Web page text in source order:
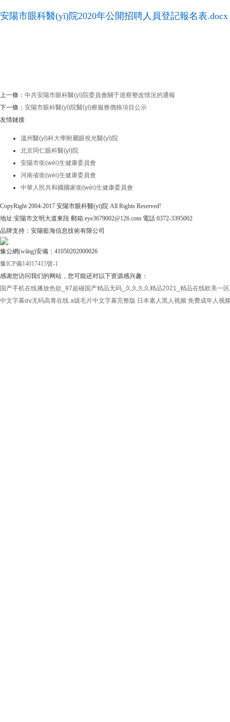
安陽市眼科醫(yī)院2020年公開招聘人員登記報名表.docx
上一條： 中共安陽市眼科醫(yī)院委員會關于巡察整改情況的通報
下一條： 安陽市眼科醫(yī)院醫(yī)療服務價格項目公示
友情鏈接
溫州醫(yī)科大學附屬眼視光醫(yī)院
北京同仁眼科醫(yī)院
安陽市衛(wèi)生健康委員會
河南省衛(wèi)生健康委員會
中華人民共和國國家衛(wèi)生健康委員會
CopyRight 2004-2017 安陽市眼科醫(yī)院 All Rights Reserved!
地址:安陽市文明大道東段 郵箱:eye3679002@126.com 電話 0372-3395002
品牌支持：安陽藍海信息技術有限公司
豫公網(wǎng)安備：41050202000026
豫ICP備14017415號-1
感谢您访问我们的网站，您可能还对以下资源感兴趣：
国产手机在线播放色欲_97超碰国产精品无码_久久久久精品2021_精品在线欧美一
中文字幕αⅴ无码高青在线 a级毛片中文字幕完整版 日本素人黑人视频 免费成年人视